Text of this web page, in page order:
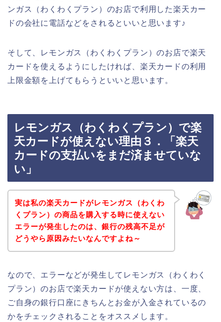
ンガス（わくわくプラン）のお店で利用した楽天カー
ドの会社に電話などをされるといいと思います♪
そして、レモンガス（わくわくプラン）のお店で楽天
カードを使えるようにしたければ、楽天カードの利用
上限金額を上げてもらうといいと思います。
レモンガス（わくわくプラン）で楽
天カードが使えない理由３．「楽天
カードの支払いをまだ済ませていな
い」
実は私の楽天カードがレモンガス（わくわ
くプラン）の商品を購入する時に使えない
エラーが発生したのは、銀行の残高不足が
どうやら原因みたいなんですよね～
なので、エラーなどが発生してレモンガス（わくわく
プラン）のお店で楽天カードが使えない方は、一度、
ご自身の銀行口座にきちんとお金が入金されているの
かをチェックされることをオススメします。